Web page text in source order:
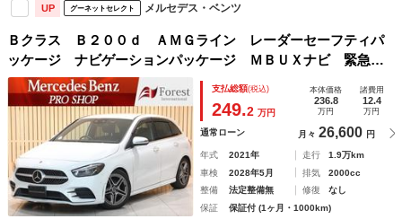
UP グーネットセレクト メルセデス・ベンツ
Ｂクラス Ｂ２００ｄ ＡＭＧライン レーダーセーフティパ
ッケージ ナビゲーションパッケージ ＭＢＵＸナビ 緊急回
避補助 ブラインド＆レーンキープアシスト ディストロニッ
クプラス バックカメラ タッチスクリーンディスプレイ
支払総額(税込)
249.2 万円
本体価格
236.8
万円
諸費用
12.4
万円
通常ローン 月々 26,600 円
年式 2021年 走行
1.9万km
車検
2028年5月 排気
2000cc
整備
法定整備無 修復
なし
保証
保証付 (1ヶ月・1000km)